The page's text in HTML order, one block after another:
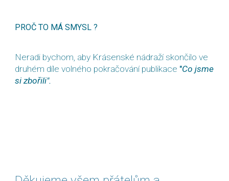
PROČ TO MÁ SMYSL ?
Neradi bychom, aby Krásenské nádraží skončilo ve
druhém díle volného pokračování publikace "Co jsme
si zbořili".